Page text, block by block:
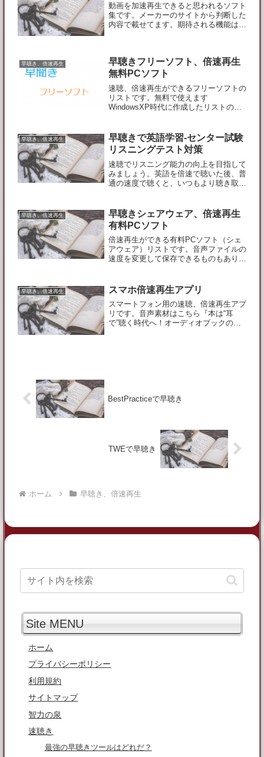
動画を加速再生できると思われるソフト
集です。メーカーのサイトから判断した
内容で載せてます。期待される機能は付
事項※WindowsXP...
早聴き、倍速再生
早聴きフリーソフト、倍速再生
無料PCソフト
速聴、倍速再生ができるフリーソフトの
リストです。無料で使えます
WindowsXP時代に作成したリストのた
た、新しいソフトも登場していると思い
ます。『Vector』でチェッ...
早聴き、倍速再生
早聴きで英語学習-センター試験
リスニングテスト対策
速聴でリスニング能力の向上を目指して
みましょう。英語を倍速で聴いた後、普
通の速度で聴くと、いつもより聴き取れ
前に試してみてください。リスニング・
ヒアリングに速聴を取り入...
早聴き、倍速再生
早聴きシェアウェア、倍速再生
有料PCソフト
倍速再生ができる有料PCソフト（シェ
アウェア）リストです。音声ファイルの
速度を変更して保存できるものもありま
される場合は自己責任でお願いします。
※超 重要事項※Wind...
早聴き、倍速再生 スマホ倍速再生アプリ
スマートフォン用の速聴、倍速再生アプ
リです。音声素材はこちら『本は“耳
で”聴く時代へ！オーディオブックの
BestPracticeで早聴き
TWEで早聴き
ホーム 早聴き、倍速再生
Site MENU
ホーム
プライバシーポリシー
利用規約
サイトマップ
智力の泉
速聴き
最強の早聴きツールはどれだ？